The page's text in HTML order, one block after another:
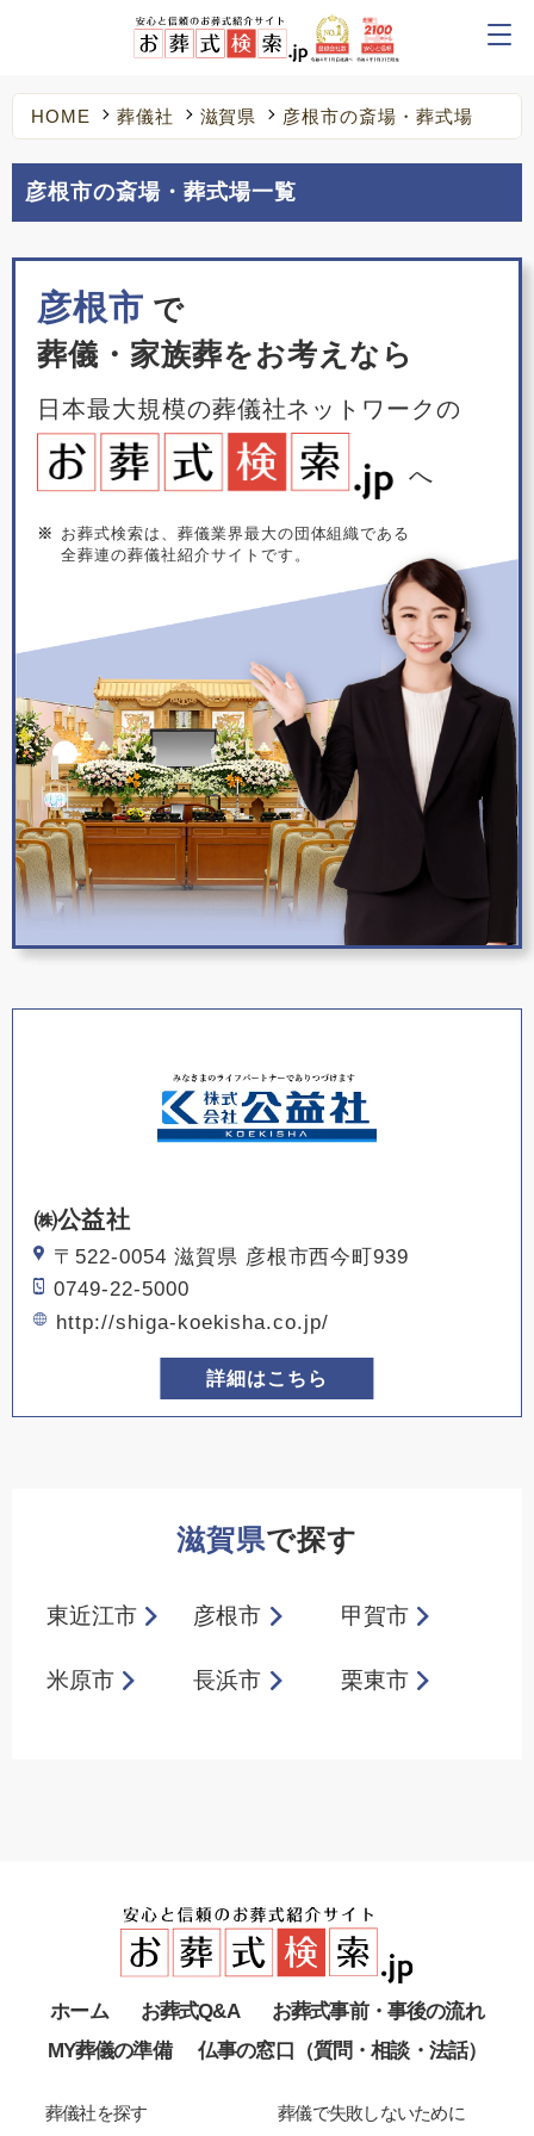
HOME 葬儀社 滋賀県 彦根市の斎場・葬式場
彦根市の斎場・葬式場一覧
彦根市 で
葬儀・家族葬をお考えなら
日本最大規模の葬儀社ネットワークの
へ
※
お葬式検索は、葬儀業界最大の団体組織である
全葬連の葬儀社紹介サイトです。
㈱公益社
〒522-0054 滋賀県 彦根市西今町939
0749-22-5000
http://shiga-koekisha.co.jp/
詳細はこちら
滋賀県で探す
東近江市 彦根市 甲賀市
米原市 長浜市 栗東市
ホーム お葬式Q&A
お葬式事前・事後の流れ
MY葬儀の準備
仏事の窓口（質問・相談・法話）
葬儀社を探す 葬儀で失敗しないために